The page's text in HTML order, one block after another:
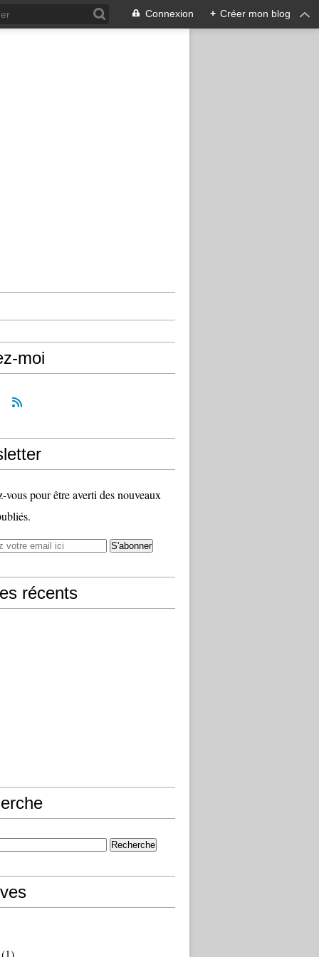
Connexion + Créer mon blog
moi
vous pour être averti des nouveaux
récents
(1)